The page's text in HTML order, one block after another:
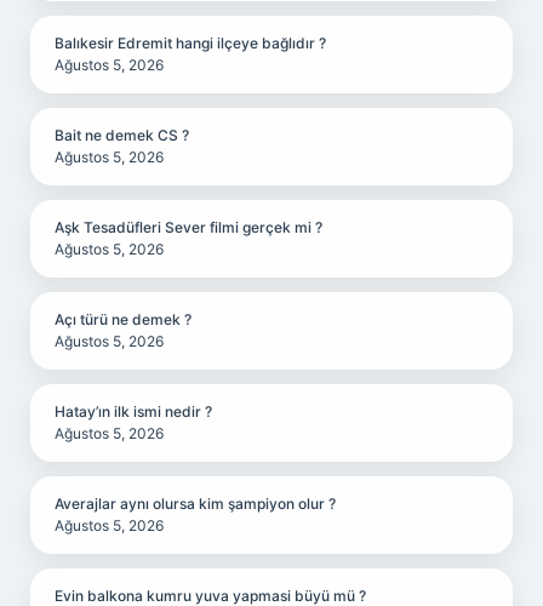
Balıkesir Edremit hangi ilçeye bağlıdır ?
Ağustos 5, 2026
Bait ne demek CS ?
Ağustos 5, 2026
Aşk Tesadüfleri Sever filmi gerçek mi ?
Ağustos 5, 2026
Açı türü ne demek ?
Ağustos 5, 2026
Hatay’ın ilk ismi nedir ?
Ağustos 5, 2026
Averajlar aynı olursa kim şampiyon olur ?
Ağustos 5, 2026
Evin balkona kumru yuva yapmasi büyü mü ?